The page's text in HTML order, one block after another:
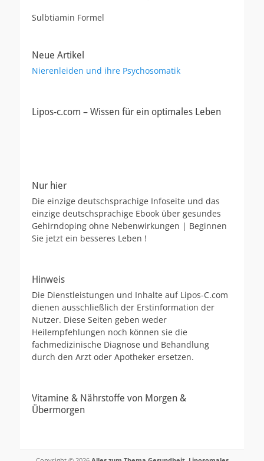
Sulbtiamin Formel
Neue Artikel
Nierenleiden und ihre Psychosomatik
Lipos-c.com – Wissen für ein optimales Leben
Nur hier
Die einzige deutschsprachige Infoseite und das
einzige deutschsprachige Ebook über gesundes
Gehirndoping ohne Nebenwirkungen | Beginnen
Sie jetzt ein besseres Leben !
Hinweis
Die Dienstleistungen und Inhalte auf Lipos-C.com
dienen ausschließlich der Erstinformation der
Nutzer. Diese Seiten geben weder
Heilempfehlungen noch können sie die
fachmedizinische Diagnose und Behandlung
durch den Arzt oder Apotheker ersetzen.
Vitamine & Nährstoffe von Morgen &
Übermorgen